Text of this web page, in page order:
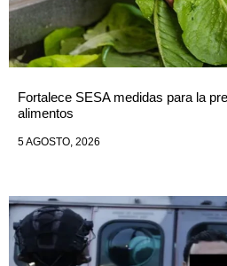
Fortalece SESA medidas para la
alimentos
5 AGOSTO, 2026